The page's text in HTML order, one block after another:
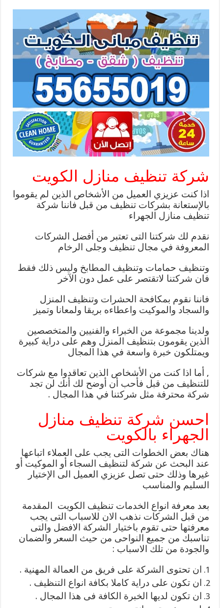
شركة تنظيف منازل الكويت
اذا كنت عزيزي العميل من الأشخاص الذين لم يقوموا
بالإستعانة بشركات تنظيف من قبل فاننا شركة
تنظيف منازل الجهراء
نقدم لك شركتنا التى تعتبر من أفضل الشركات
المعروفة في مجال تنظيف وجلى الرخام
وتنظيف حمامات وتنظيف المطابخ وليس ذلك فقط
فان شركتنا لاتقتصر على عمل دون الآخر
فاننا نقوم بمكافحة الحشرات وتنظيف المنزل
والسجاد والموكيت واعطاءه بريقا ولمعانا وتميز
ولدينا مجموعة من الخبراء والفنيين والمتخصصين
الذين يقومون بتنظيف المنزل وهم على دراية كبيرة
ويمتلكون خبرة واسعة في هذا المجال
, أما اذا كنت من الأشخاص الذين تعاقدوا مع شركات
للتنظيف من قبل فأحب أن أوضح لك أنك لن تجد
شركة محترفة مثل شركتنا في هذا المجال .
احسن شركة تنظيف منازل
الجهراء بالكويت
هناك بعض الخطوات التى يجب على العملاء اتباعها
عند البحث عن شركة لتنظيف السجاء أو الموكيت أو
غيرها وذلك حتى تصل عزيزي العميل الى الإختيار
السليم والمناسب
بعد معرفة انواع الخدمات تنظيف الكويت المقدمة
من قبل الشركات نذهب الان للاسباب التى يجب
معرفتها حتى تقوم باختيار الشركة الافضل والتى
تناسبك من جميع النواحى من حيث السعر والضمان
والجودة من تلك الاسباب :
ان تحتوى الشركة على فريق من العمالة المهنية .
ان تكون على دراية كاملا بكافة انواع التنظيف .
ان تكون لديها الخبرة الكافة فى هذا المجال .